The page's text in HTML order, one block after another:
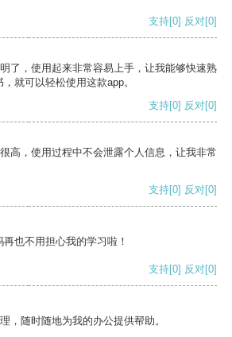
支持[0] 反对[0]
了，使用起来非常容易上手，让我能够快速熟
就可以轻松使用这款app。
支持[0] 反对[0]
高，使用过程中不会泄露个人信息，让我非常
支持[0] 反对[0]
也不用担心我的学习啦！
支持[0] 反对[0]
，随时随地为我的办公提供帮助。